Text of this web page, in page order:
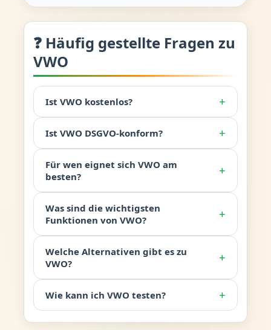
❓ Häufig gestellte Fragen zu
VWO
Ist VWO kostenlos? +
Ist VWO DSGVO-konform? +
Für wen eignet sich VWO am
besten?
+
Was sind die wichtigsten
Funktionen von VWO?
+
Welche Alternativen gibt es zu
VWO?
+
Wie kann ich VWO testen? +